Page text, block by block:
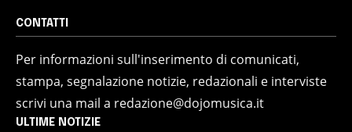
CONTATTI
Per informazioni sull'inserimento di comunicati,
stampa, segnalazione notizie, redazionali e interviste
scrivi una mail a redazione@dojomusica.it
ULTIME NOTIZIE